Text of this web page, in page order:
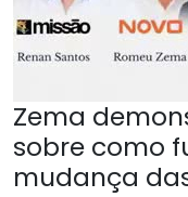
Zema
sobre como
mudança